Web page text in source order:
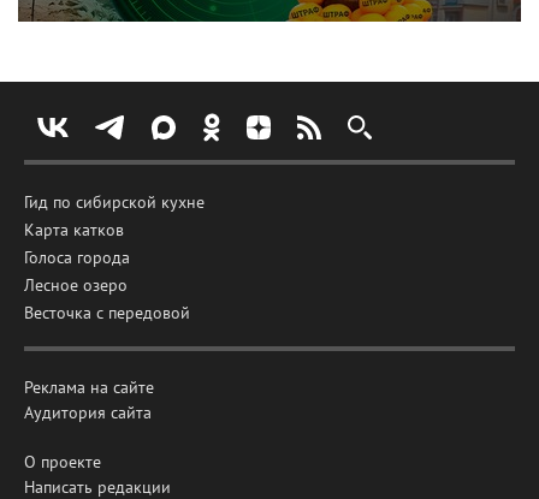
Гид по сибирской кухне
Карта катков
Голоса города
Лесное озеро
Весточка с передовой
Реклама на сайте
Аудитория сайта
О проекте
Написать редакции